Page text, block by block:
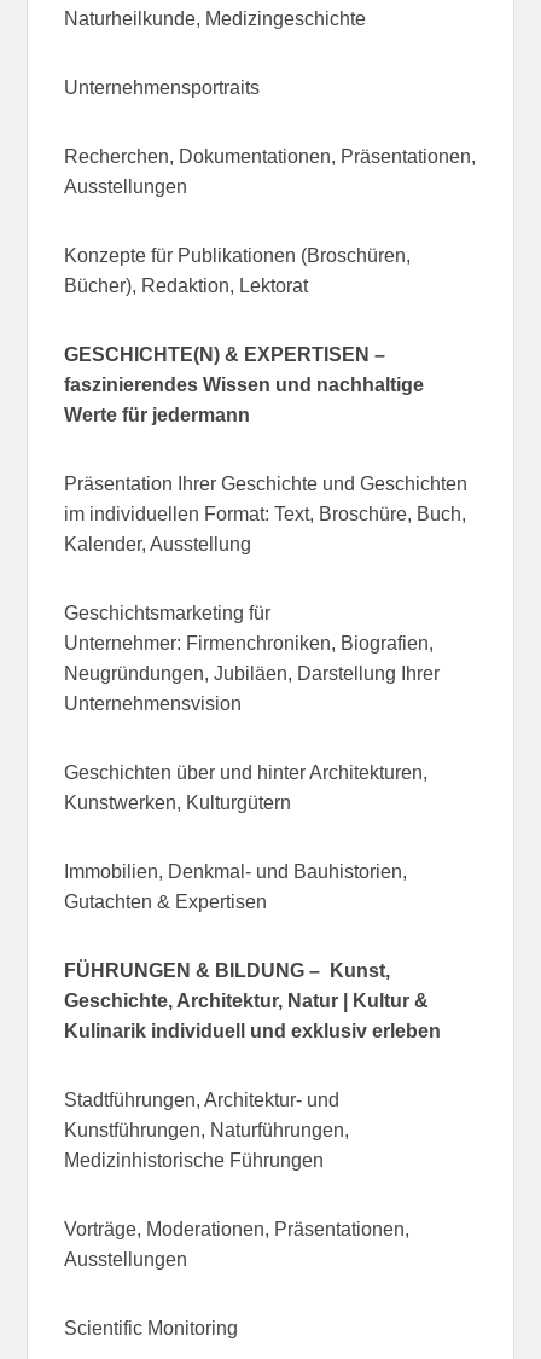
Naturheilkunde, Medizingeschichte
Unternehmensportraits
Recherchen, Dokumentationen, Präsentationen,
Ausstellungen
Konzepte für Publikationen (Broschüren,
Bücher), Redaktion, Lektorat
GESCHICHTE(N) & EXPERTISEN –
faszinierendes Wissen und nachhaltige
Werte für jedermann
Präsentation Ihrer Geschichte und Geschichten
im individuellen Format: Text, Broschüre, Buch,
Kalender, Ausstellung
Geschichtsmarketing für
Unternehmer: Firmenchroniken, Biografien,
Neugründungen, Jubiläen, Darstellung Ihrer
Unternehmensvision
Geschichten über und hinter Architekturen,
Kunstwerken, Kulturgütern
Immobilien, Denkmal- und Bauhistorien,
Gutachten & Expertisen
FÜHRUNGEN & BILDUNG – Kunst,
Geschichte, Architektur, Natur | Kultur &
Kulinarik individuell und exklusiv erleben
Stadtführungen, Architektur- und
Kunstführungen, Naturführungen,
Medizinhistorische Führungen
Vorträge, Moderationen, Präsentationen,
Ausstellungen
Scientific Monitoring